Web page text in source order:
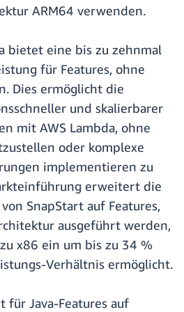
ARM64 verwenden.
bietet eine bis zu zehnmal
für Features, ohne
Dies ermöglicht die
und skalierbarer
mit AWS Lambda, ohne
oder komplexe
implementieren zu
erweitert die
SnapStart auf Features,
ausgeführt werden,
x86 ein um bis zu 34 %
Verhältnis ermöglicht.
für Java-Features auf